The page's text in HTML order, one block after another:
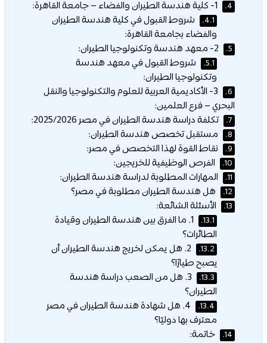
4.
4.1.
شروط القبول في كلية هندسة الطيران
والفضاء بجامعة القاهرة:
5.
5.1.
شروط القبول في معهد هندسة
وتكنولوجيا الطيران:
6.
3- الأكاديمية العربية للعلوم والتكنولوجيا والنقل
البحري – فرع العلمين:
7. تكلفة دراسة هندسة الطيران في مصر 2025/2026:
8. مستقبل تخصص هندسة الطيران:
9. نقاط القوة لهذا التخصص في مصر:
10. الفرص الوظيفية للخريجين:
11. المهارات المطلوبة لدراسة هندسة الطيران:
12. هل هندسة الطيران مطلوبة في مصر؟
13. الأسئلة الشائعة:
13.1.
1. ما الفرق بين هندسة الطيران وقيادة
الطائرات؟
13.2.
2. هل يمكن لخريج هندسة الطيران أن
يصبح طيارًا؟
13.3.
3. هل من الصعب دراسة هندسة
الطيران؟
13.4.
4. هل شهادة هندسة الطيران في مصر
معترف بها دوليًا؟
14. خاتمة: